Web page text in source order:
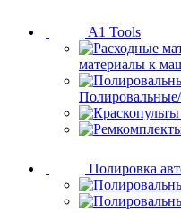
A1 Tools
материалы к
Полировка